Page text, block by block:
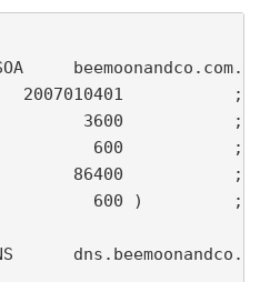
beemoonandco.com.
2007010401           ;
3600           ;
600           ;
86400           ;
600 )         ;